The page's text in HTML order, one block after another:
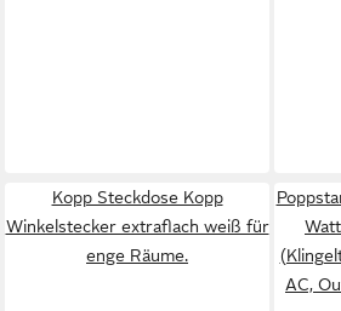
Kopp Steckdose Kopp
Winkelstecker extraflach weiß für
enge Räume.
AC,